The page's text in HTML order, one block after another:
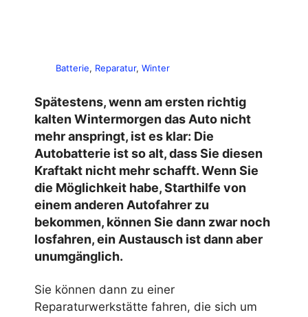
Batterie, Reparatur, Winter
Spätestens, wenn am ersten richtig
kalten Wintermorgen das Auto nicht
mehr anspringt, ist es klar: Die
Autobatterie ist so alt, dass Sie diesen
Kraftakt nicht mehr schafft. Wenn Sie
die Möglichkeit habe, Starthilfe von
einem anderen Autofahrer zu
bekommen, können Sie dann zwar noch
losfahren, ein Austausch ist dann aber
unumgänglich.
Sie können dann zu einer
Reparaturwerkstätte fahren, die sich um